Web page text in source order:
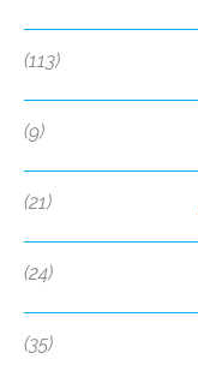
(113)
(9)
(21)
(24)
(35)